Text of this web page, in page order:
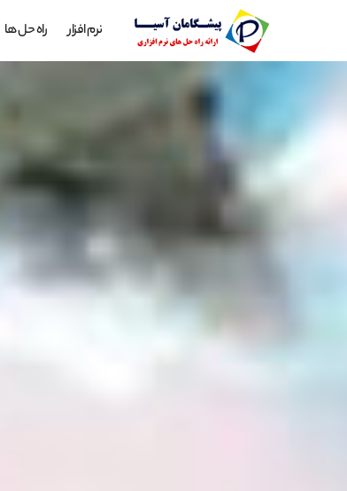
نرم افزار راه حل ها